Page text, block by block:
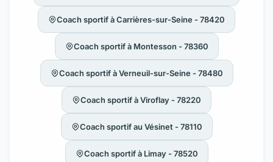
Coach sportif à Carrières-sur-Seine - 78420
Coach sportif à Montesson - 78360
Coach sportif à Verneuil-sur-Seine - 78480
Coach sportif à Viroflay - 78220
Coach sportif au Vésinet - 78110
Coach sportif à Limay - 78520